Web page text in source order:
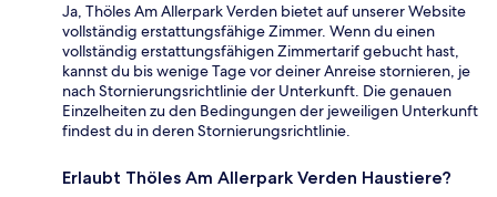
Ja, Thöles Am Allerpark Verden bietet auf unserer Website
vollständig erstattungsfähige Zimmer. Wenn du einen
vollständig erstattungsfähigen Zimmertarif gebucht hast,
kannst du bis wenige Tage vor deiner Anreise stornieren, je
nach Stornierungsrichtlinie der Unterkunft. Die genauen
Einzelheiten zu den Bedingungen der jeweiligen Unterkunft
findest du in deren Stornierungsrichtlinie.
Erlaubt Thöles Am Allerpark Verden Haustiere?